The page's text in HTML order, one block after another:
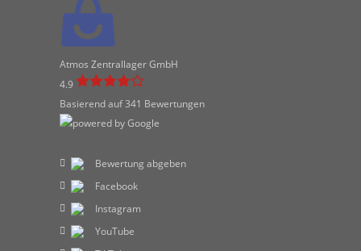
Atmos Zentrallager GmbH
4.9
Basierend auf 341 Bewertungen
Bewertung abgeben
Facebook
Instagram
YouTube